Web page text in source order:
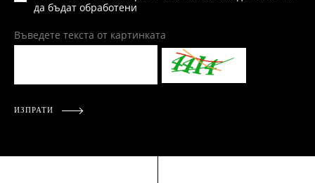
да бъдат обработени
Въведете текста от картинката
ИЗПРАТИ